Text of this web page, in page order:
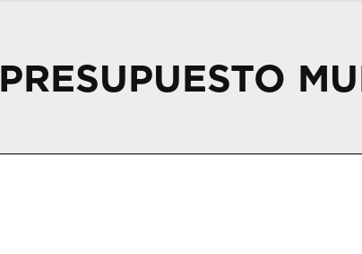
PRESUPUESTO